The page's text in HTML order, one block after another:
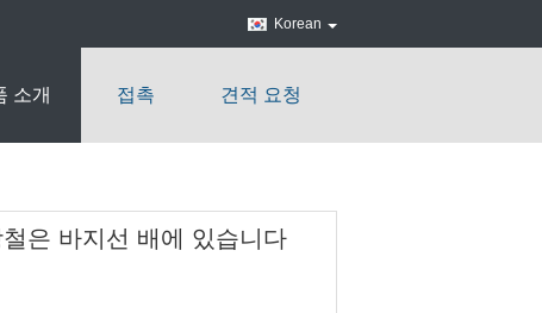
Korean
소개 접촉 견적 요청
은 바지선 배에 있습니다